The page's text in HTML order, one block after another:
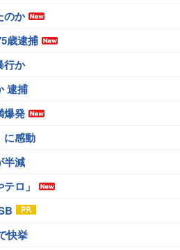
のか
歳逮捕
行か
逮捕
爆発
に感動
半減
ロ」
快挙